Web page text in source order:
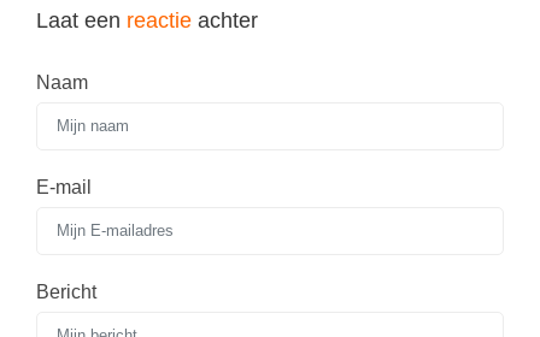
Eerste wereldoorlog
Kinderboekenweek
Rekenen
Taalvaardigheid
AI voor het onderwijs
Laat een reactie achter
Naam
E-mail
Bericht